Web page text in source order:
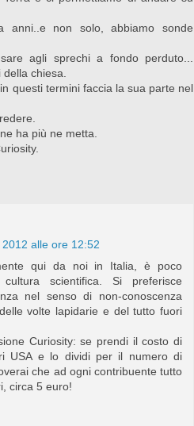
non solo, abbiamo sonde
agli sprechi a fondo perduto...
chiesa.
questi termini faccia la sua parte nel
ha più ne metta.
alle ore 12:52
qui da noi in Italia, è poco
scientifica. Si preferisce
nel senso di non-conoscenza
volte lapidarie e del tutto fuori
Curiosity: se prendi il costo di
USA e lo dividi per il numero di
che ad ogni contribuente tutto
circa 5 euro!